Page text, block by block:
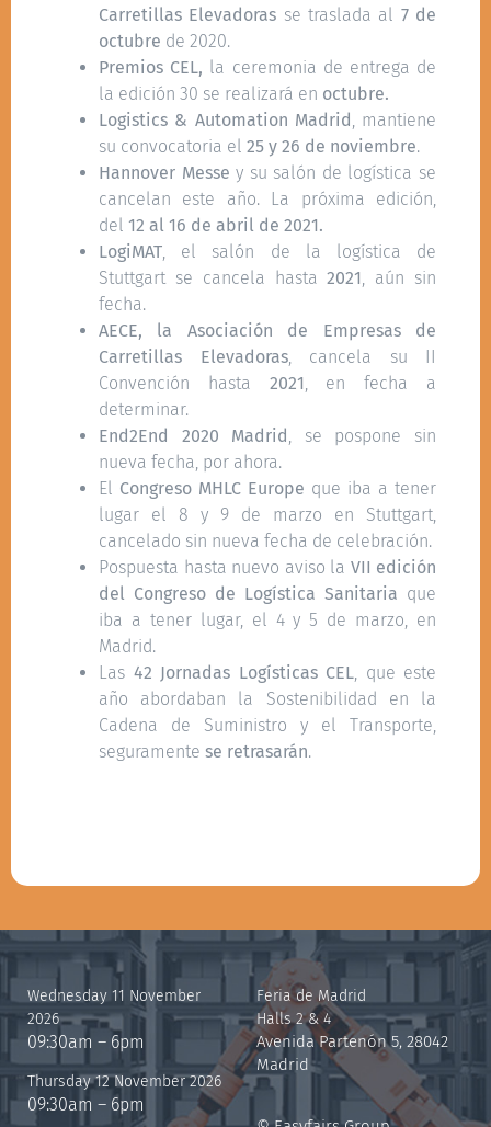
Carretillas Elevadoras se traslada al 7 de
octubre de 2020.
Premios CEL, la ceremonia de entrega de
la edición 30 se realizará en octubre.
Logistics & Automation Madrid , mantiene
su convocatoria el 25 y 26 de noviembre.
Hannover Messe y su salón de logística se
cancelan este año. La próxima edición,
del 12 al 16 de abril de 2021.
LogiMAT , el salón de la logística de
Stuttgart se cancela hasta2021
, aún sin
fecha.
AECE, la Asociación de Empresas de
Carretillas Elevadoras, cancela su II
Convención hasta 2021 , en fecha a
determinar.
End2End 2020 Madrid
, se pospone sin
nueva fecha, por ahora.
El Congreso MHLC Europe que iba a tener
lugar el 8 y 9 de marzo en Stuttgart,
cancelado sin nueva fecha de celebración.
Pospuesta hasta nuevo aviso la VII edición
del Congreso de Logística Sanitaria que
iba a tener lugar, el 4 y 5 de marzo, en
Madrid.
Las 42 Jornadas Logísticas CEL , que este
año abordaban la Sostenibilidad en la
Cadena de Suministro y el Transporte,
seguramente se retrasarán.
Wednesday 11 November
2026
09:30am – 6pm
Thursday 12 November 2026
09:30am – 6pm
Feria de Madrid
Halls 2 & 4
Avenida Partenón 5, 28042
Madrid